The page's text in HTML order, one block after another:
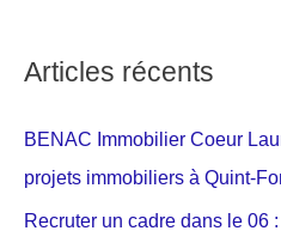
Articles récents
BENAC Immobilier Coeur
projets immobiliers à Quint-
Recruter un cadre dans le 06